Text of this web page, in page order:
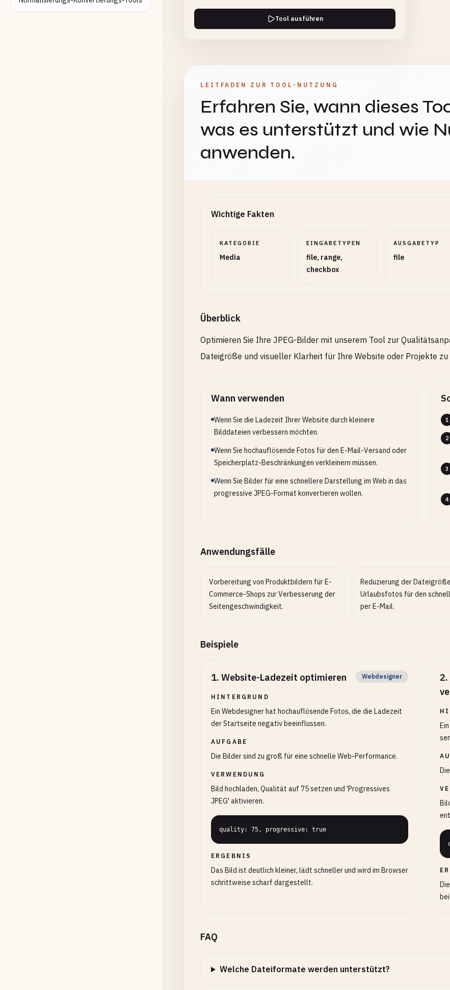
Tool ausführen
LEITFADEN ZUR TOOL-NUTZUNG
Erfahren Sie, wann dieses
was es unterstützt und wie
anwenden.
Wichtige Fakten
KATEGORIE
Media
EINGABETYPEN
file, range,
checkbox
AUSGABETYP
file
Überblick
Optimieren Sie Ihre JPEG-Bilder mit unserem Tool zur
Dateigröße und visueller Klarheit für Ihre Website oder Projekte zu
Wann verwenden
Wenn Sie die Ladezeit Ihrer Website durch kleinere
Bilddateien verbessern möchten.
Wenn Sie hochauflösende Fotos für den E-Mail-Versand oder
Speicherplatz-Beschränkungen verkleinern müssen.
Wenn Sie Bilder für eine schnellere Darstellung im Web in das
progressive JPEG-Format konvertieren wollen.
1
2
3
4
Anwendungsfälle
Vorbereitung von Produktbildern für E-
Commerce-Shops zur Verbesserung der
Seitengeschwindigkeit.
Reduzierung der
Urlaubsfotos für den
per E-Mail.
Beispiele
1. Website-Ladezeit optimieren Webdesigner
HINTERGRUND
Ein Webdesigner hat hochauflösende Fotos, die die Ladezeit
der Startseite negativ beeinflussen.
AUFGABE
Die Bilder sind zu groß für eine schnelle Web-Performance.
VERWENDUNG
Bild hochladen, Qualität auf 75 setzen und 'Progressives
JPEG' aktivieren.
quality: 75, progressive: true
ERGEBNIS
Das Bild ist deutlich kleiner, lädt schneller und wird im Browser
schrittweise scharf dargestellt.
2.
FAQ
Welche Dateiformate werden unterstützt?